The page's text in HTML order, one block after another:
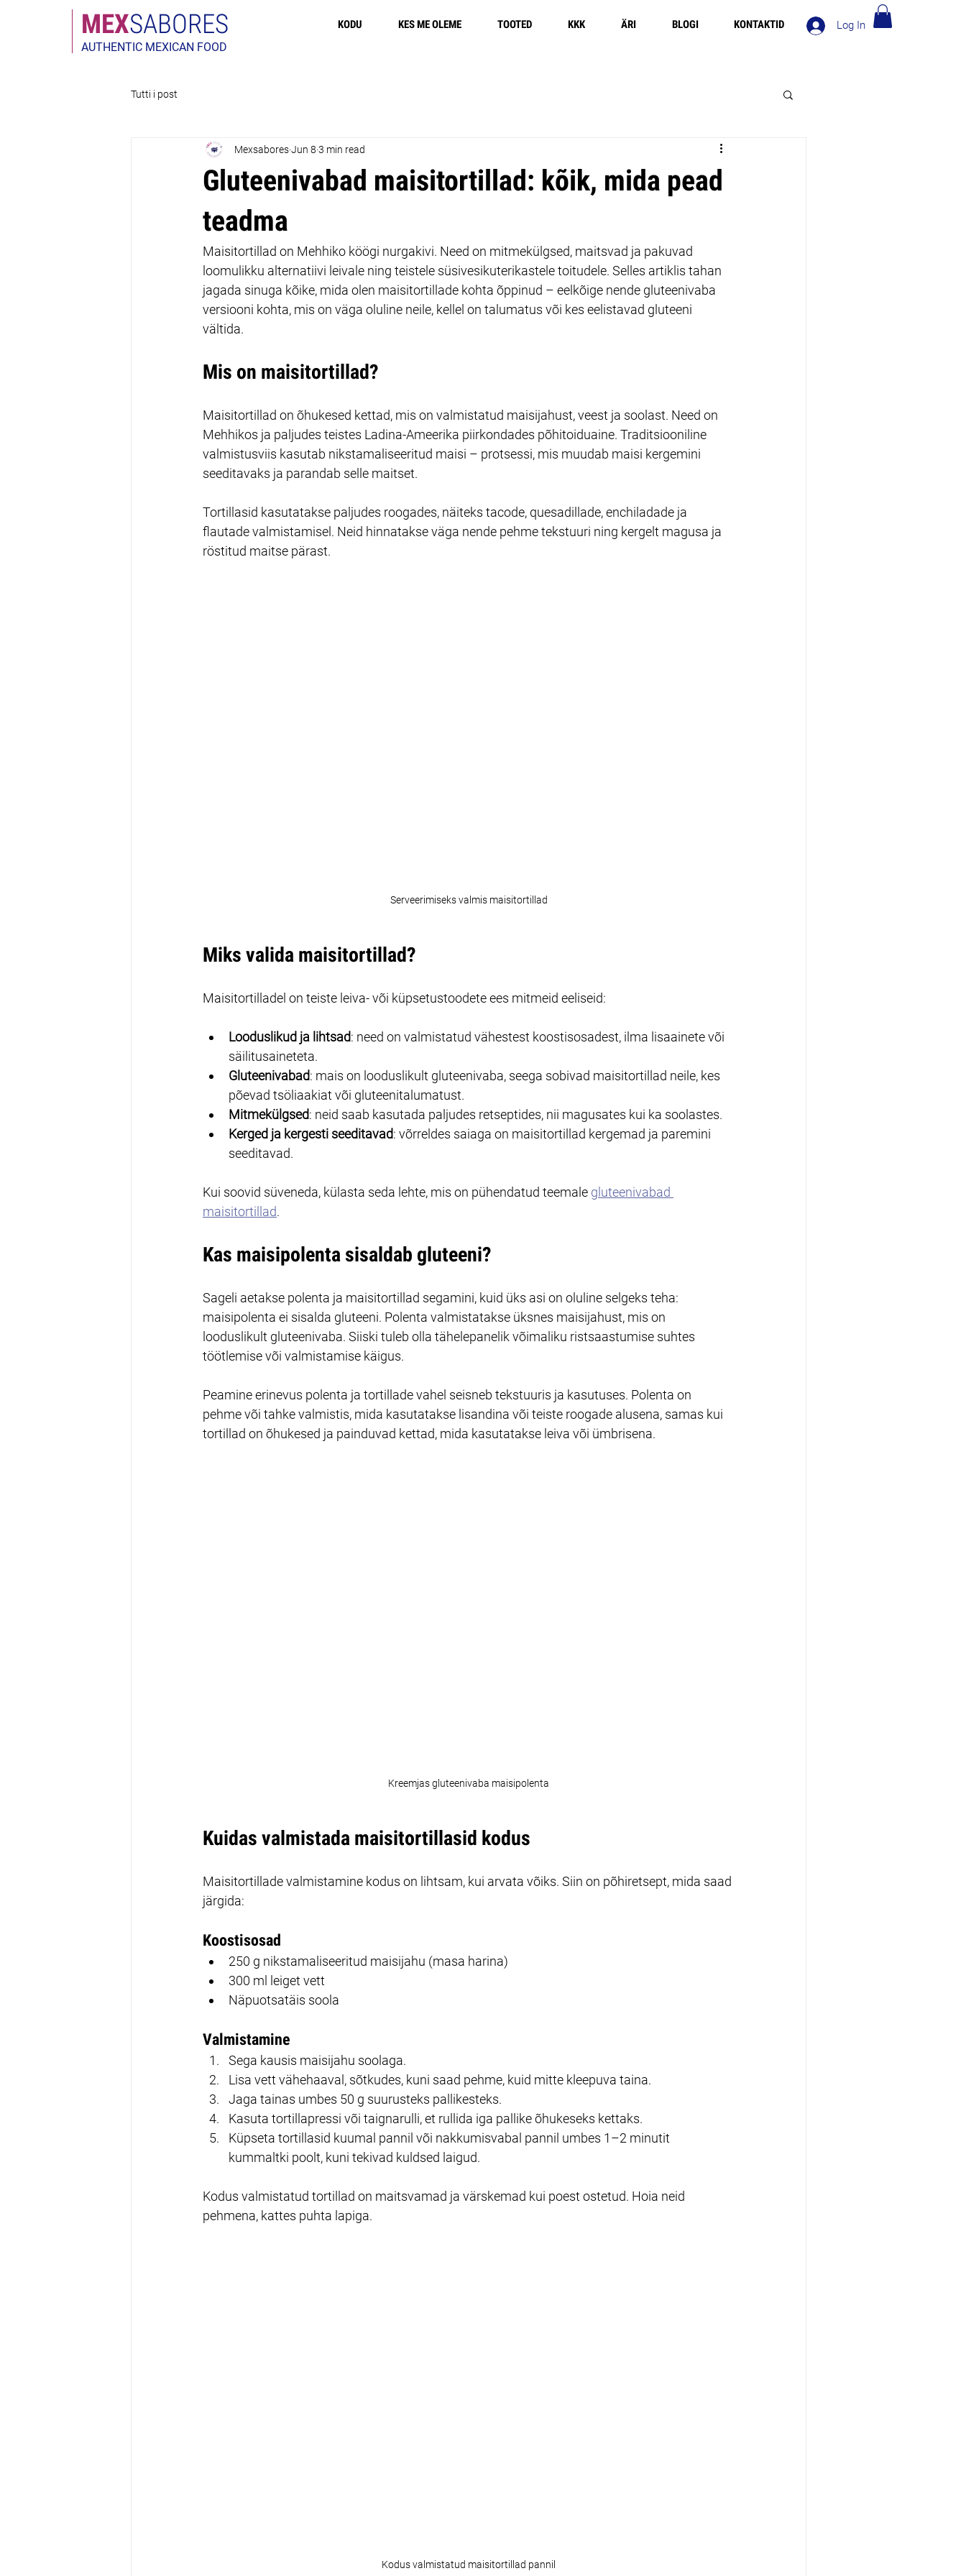
MEXSABORES
AUTHENTIC MEXICAN FOOD
Log In
KODU KES ME OLEME TOOTED KKK ÄRI BLOGI KONTAKTID
Tutti i post
Gluteenivabad maisitortillad: kõik, mida pead
teadma
MexsaboresJun 8 3 min read
Maisitortillad on Mehhiko köögi nurgakivi. Need on mitmekülgsed, maitsvad ja pakuvad
loomulikku alternatiivi leivale ning teistele süsivesikuterikastele toitudele. Selles artiklis tahan
jagada sinuga kõike, mida olen maisitortillade kohta õppinud – eelkõige nende gluteenivaba
versiooni kohta, mis on väga oluline neile, kellel on talumatus või kes eelistavad gluteeni
vältida.
Mis on maisitortillad?
Maisitortillad on õhukesed kettad, mis on valmistatud maisijahust, veest ja soolast. Need on
Mehhikos ja paljudes teistes Ladina-Ameerika piirkondades põhitoiduaine. Traditsiooniline
valmistusviis kasutab nikstamaliseeritud maisi – protsessi, mis muudab maisi kergemini
seeditavaks ja parandab selle maitset.
Tortillasid kasutatakse paljudes roogades, näiteks tacode, quesadillade, enchiladade ja
flautade valmistamisel. Neid hinnatakse väga nende pehme tekstuuri ning kergelt magusa ja
röstitud maitse pärast.
Serveerimiseks valmis maisitortillad
Miks valida maisitortillad?
Maisitortilladel on teiste leiva- või küpsetustoodete ees mitmeid eeliseid:
Looduslikud ja lihtsad: need on valmistatud vähestest koostisosadest, ilma lisaainete või
säilitusaineteta.
Gluteenivabad: mais on looduslikult gluteenivaba, seega sobivad maisitortillad neile, kes
põevad tsöliaakiat või gluteenitalumatust.
Mitmekülgsed: neid saab kasutada paljudes retseptides, nii magusates kui ka soolastes.
Kerged ja kergesti seeditavad: võrreldes saiaga on maisitortillad kergemad ja paremini
seeditavad.
Kui soovid süveneda, külasta seda lehte, mis on pühendatud teemale gluteenivabad
maisitortillad.
Kas maisipolenta sisaldab gluteeni?
Sageli aetakse polenta ja maisitortillad segamini, kuid üks asi on oluline selgeks teha:
maisipolenta ei sisalda gluteeni. Polenta valmistatakse üksnes maisijahust, mis on
looduslikult gluteenivaba. Siiski tuleb olla tähelepanelik võimaliku ristsaastumise suhtes
töötlemise või valmistamise käigus.
Peamine erinevus polenta ja tortillade vahel seisneb tekstuuris ja kasutuses. Polenta on
pehme või tahke valmistis, mida kasutatakse lisandina või teiste roogade alusena, samas kui
tortillad on õhukesed ja painduvad kettad, mida kasutatakse leiva või ümbrisena.
Kreemjas gluteenivaba maisipolenta
Kuidas valmistada maisitortillasid kodus
Maisitortillade valmistamine kodus on lihtsam, kui arvata võiks. Siin on põhiretsept, mida saad
järgida:
Koostisosad
250 g nikstamaliseeritud maisijahu (masa harina)
300 ml leiget vett
Näpuotsatäis soola
Valmistamine
Sega kausis maisijahu soolaga.
Lisa vett vähehaaval, sõtkudes, kuni saad pehme, kuid mitte kleepuva taina.
Jaga tainas umbes 50 g suurusteks pallikesteks.
Kasuta tortillapressi või taignarulli, et rullida iga pallike õhukeseks kettaks.
Küpseta tortillasid kuumal pannil või nakkumisvabal pannil umbes 1–2 minutit
kummaltki poolt, kuni tekivad kuldsed laigud.
Kodus valmistatud tortillad on maitsvamad ja värskemad kui poest ostetud. Hoia neid
pehmena, kattes puhta lapiga.
Kodus valmistatud maisitortillad pannil